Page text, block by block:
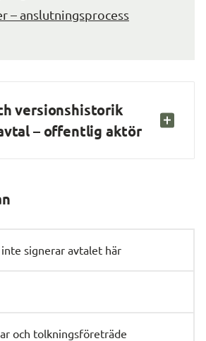
– anslutningsprocess
versionshistorik
– offentlig aktör
signerar avtalet här
och tolkningsföreträde